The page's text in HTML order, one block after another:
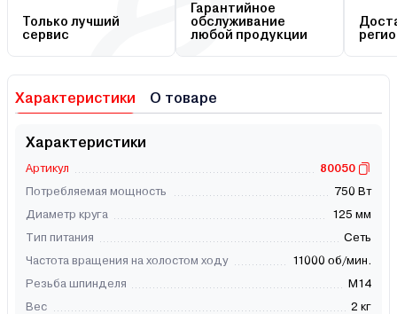
Только лучший
сервис
Гарантийное
обслуживание
любой продукции
Характеристики О товаре
Характеристики
Артикул
80050
Потребляемая мощность
750 Вт
Диаметр круга
125 мм
Тип питания
Сеть
Частота вращения на холостом ходу
11000 об/мин.
Резьба шпинделя
М14
Вес
2 кг